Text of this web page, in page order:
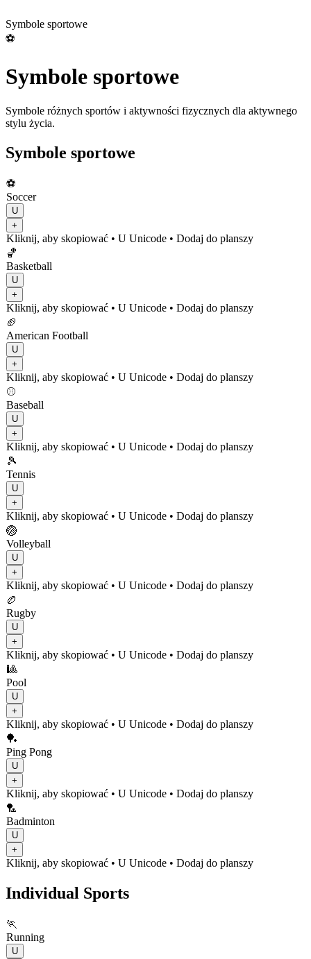
Symbole sportowe
⚽
Symbole sportowe
Symbole różnych sportów i aktywności fizycznych dla aktywnego
stylu życia.
Symbole sportowe
⚽
Soccer
U
+
Kliknij, aby skopiować • U Unicode • Dodaj do planszy
🏀
Basketball
U
+
Kliknij, aby skopiować • U Unicode • Dodaj do planszy
🏈
American Football
U
+
Kliknij, aby skopiować • U Unicode • Dodaj do planszy
⚾
Baseball
U
+
Kliknij, aby skopiować • U Unicode • Dodaj do planszy
🎾
Tennis
U
+
Kliknij, aby skopiować • U Unicode • Dodaj do planszy
🏐
Volleyball
U
+
Kliknij, aby skopiować • U Unicode • Dodaj do planszy
🏉
Rugby
U
+
Kliknij, aby skopiować • U Unicode • Dodaj do planszy
🎱
Pool
U
+
Kliknij, aby skopiować • U Unicode • Dodaj do planszy
🏓
Ping Pong
U
+
Kliknij, aby skopiować • U Unicode • Dodaj do planszy
🏸
Badminton
U
+
Kliknij, aby skopiować • U Unicode • Dodaj do planszy
Individual Sports
🏃
Running
U